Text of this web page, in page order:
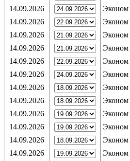
14.09.2026
Эконом
14.09.2026
Эконом
14.09.2026
Эконом
14.09.2026
Эконом
14.09.2026
Эконом
14.09.2026
Эконом
14.09.2026
Эконом
14.09.2026
Эконом
14.09.2026
Эконом
14.09.2026
Эконом
14.09.2026
Эконом
14.09.2026
Эконом